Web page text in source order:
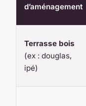
d’aménagement
Terrasse bois
(ex : douglas,
ipé)